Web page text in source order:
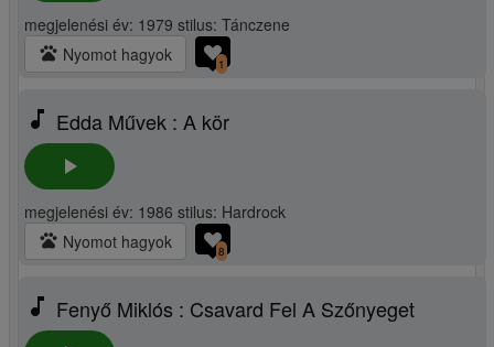
megjelenési év: 1979 stilus: Tánczene
pets Nyomot hagyok 1
music_note Edda Művek : A kör
play_arrow
megjelenési év: 1986 stilus: Hardrock
pets Nyomot hagyok 8
music_note Fenyő Miklós : Csavard Fel A Szőnyeget